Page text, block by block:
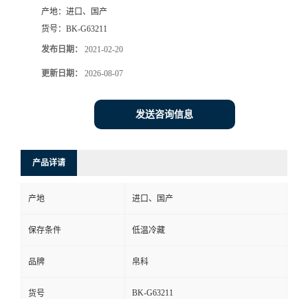
产地： 进口、国产
货号： BK-G63211
发布日期： 2021-02-20
更新日期： 2026-08-07
发送咨询信息
产品详请
产地 进口、国产
保存条件 低温冷藏
品牌 帛科
货号 BK-G63211